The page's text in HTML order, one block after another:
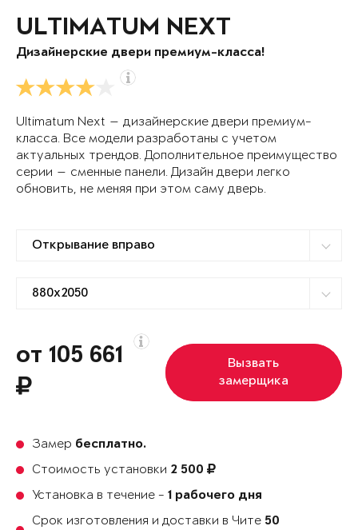
ULTIMATUM NEXT
Дизайнерские двери премиум-класса!
Ultimatum Next — дизайнерские двери премиум-
класса. Все модели разработаны с учетом
актуальных трендов. Дополнительное преимущество
серии — сменные панели. Дизайн двери легко
обновить, не меняя при этом саму дверь.
от 105 661
Вызвать
замерщика
Замер бесплатно.
Стоимость установки 2 500
Установка в течение - 1 рабочего дня
Срок изготовления и доставки в Чите 50